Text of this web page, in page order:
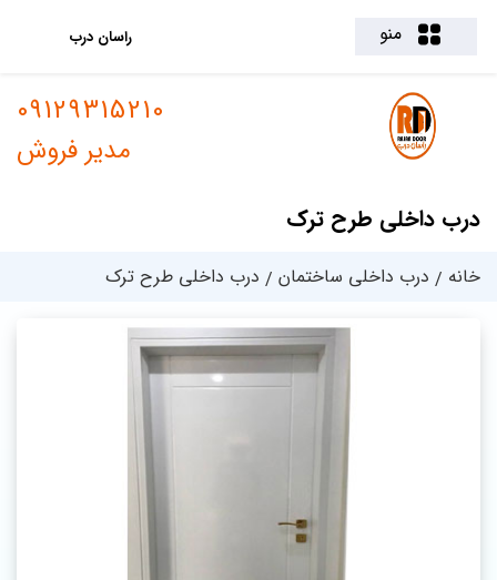
منو راسان درب
درب داخلی طرح ترک
09129315210
مدیر فروش
خانه درب داخلی ساختمان درب داخلی طرح ترک